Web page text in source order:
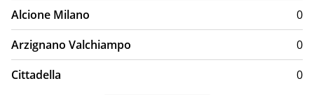
Alcione Milano
0
Arzignano Valchiampo
0
Cittadella
0